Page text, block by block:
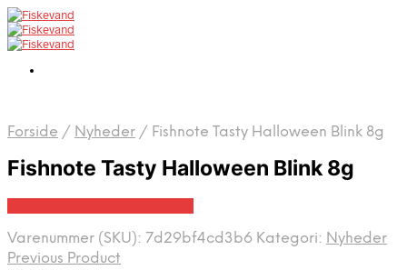
Forside / Nyheder / Fishnote Tasty Halloween Blink 8g
Fishnote Tasty Halloween Blink 8g
Varenummer (SKU): 7d29bf4cd3b6 Kategori: Nyheder
Previous Product